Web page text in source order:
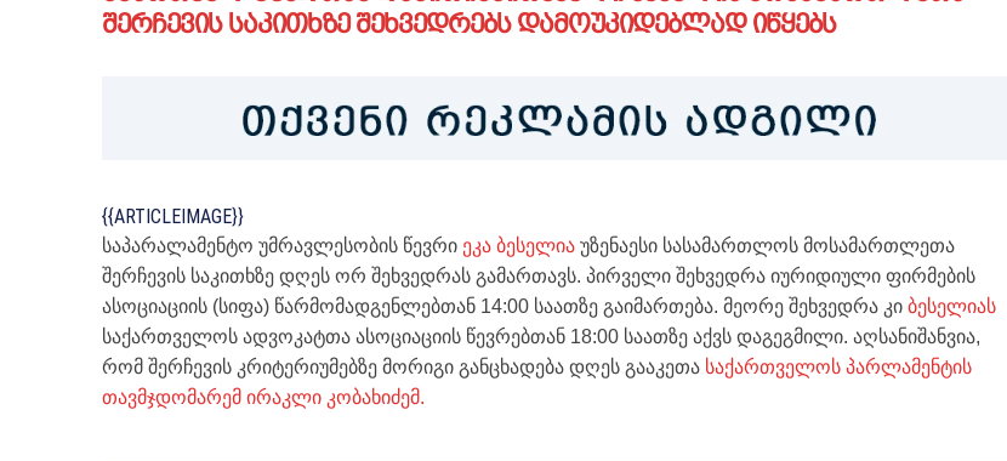
შერჩევის საკითხზე შეხვედრებს დამოუკიდებლად იწყებს
{{ARTICLEIMAGE}}
საპარალამენტო უმრავლესობის წევრი ეკა ბესელია უზენაესი სასამართლოს მოსამართლეთა
შერჩევის საკითხზე დღეს ორ შეხვედრას გამართავს. პირველი შეხვედრა იურიდიული ფირმების
ასოციაციის (სიფა) წარმომადგენლებთან 14:00 საათზე გაიმართება. მეორე შეხვედრა კი ბესელიას
საქართველოს ადვოკატთა ასოციაციის წევრებთან 18:00 საათზე აქვს დაგეგმილი. აღსანიშანვია,
რომ შერჩევის კრიტერიუმებზე მორიგი განცხადება დღეს გააკეთა საქართველოს პარლამენტის
თავმჯდომარემ ირაკლი კობახიძემ.